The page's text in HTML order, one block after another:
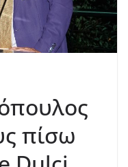
πίσω